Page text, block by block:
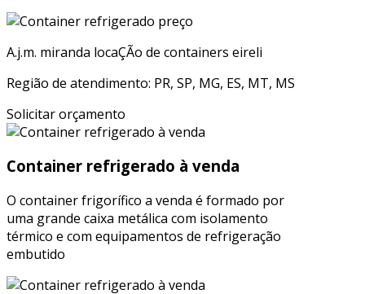
A.j.m. miranda locaÇÃo de containers eireli
Região de atendimento: PR, SP, MG, ES, MT, MS
Solicitar orçamento
Container refrigerado à venda
O container frigorífico a venda é formado por
uma grande caixa metálica com isolamento
térmico e com equipamentos de refrigeração
embutido